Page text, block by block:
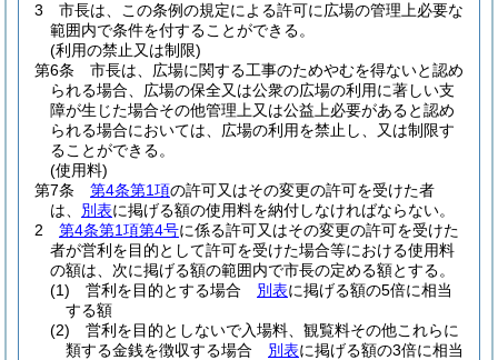
3
市長は、この条例の規定による許可に広場の管理上必要な
範囲内で条件を付することができる。
(利用の禁止又は制限)
第6条
市長は、広場に関する工事のためやむを得ないと認め
られる場合、広場の保全又は公衆の広場の利用に著しい支
障が生じた場合その他管理上又は公益上必要があると認め
られる場合においては、広場の利用を禁止し、又は制限す
ることができる。
(使用料)
第7条
第4条第1項の許可又はその変更の許可を受けた者
は、 別表に掲げる額の使用料を納付しなければならない。
2
第4条第1項第4号に係る許可又はその変更の許可を受けた
者が営利を目的として許可を受けた場合等における使用料
の額は、次に掲げる額の範囲内で市長の定める額とする。
(1)
営利を目的とする場合 別表に掲げる額の5倍に相当
する額
(2)
営利を目的としないで入場料、観覧料その他これらに
類する金銭を徴収する場合 別表に掲げる額の3倍に相当